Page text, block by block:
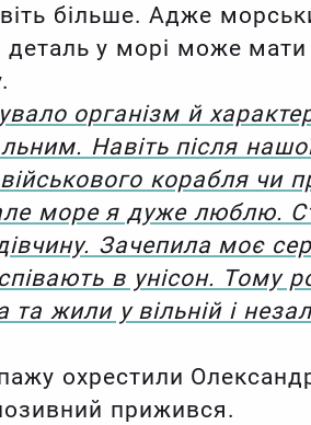
більше. Адже
деталь у морі може
організм й
Навіть після
корабля чи
море я дуже люблю.
Зачепила моє
в унісон. Тому
жили у вільній і
охрестили
прижився.